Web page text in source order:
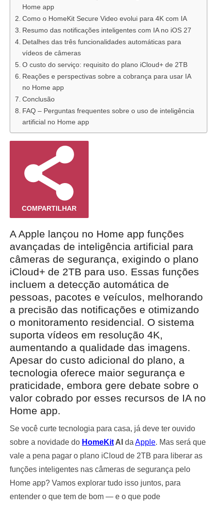
Home app
Como o HomeKit Secure Video evolui para 4K com IA
Resumo das notificações inteligentes com IA no iOS 27
Detalhes das três funcionalidades automáticas para
vídeos de câmeras
O custo do serviço: requisito do plano iCloud+ de 2TB
Reações e perspectivas sobre a cobrança para usar IA
no Home app
Conclusão
FAQ – Perguntas frequentes sobre o uso de inteligência
artificial no Home app
COMPARTILHAR
A Apple lançou no Home app funções
avançadas de inteligência artificial para
câmeras de segurança, exigindo o plano
iCloud+ de 2TB para uso. Essas funções
incluem a detecção automática de
pessoas, pacotes e veículos, melhorando
a precisão das notificações e otimizando
o monitoramento residencial. O sistema
suporta vídeos em resolução 4K,
aumentando a qualidade das imagens.
Apesar do custo adicional do plano, a
tecnologia oferece maior segurança e
praticidade, embora gere debate sobre o
valor cobrado por esses recursos de IA no
Home app.
Se você curte tecnologia para casa, já deve ter ouvido
sobre a novidade do HomeKit AI da Apple. Mas será que
vale a pena pagar o plano iCloud de 2TB para liberar as
funções inteligentes nas câmeras de segurança pelo
Home app? Vamos explorar tudo isso juntos, para
entender o que tem de bom — e o que pode